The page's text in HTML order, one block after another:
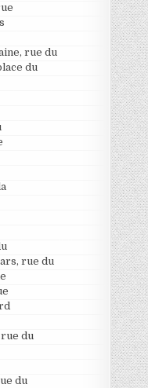
rue du
du
rue du
du
du